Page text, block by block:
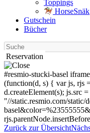
Toppings
HorseSnäk
Gutschein
Bücher
Suche
Reservation
#resmio-stucki-basel
(function(d, s) { var js, rjs
d.createElement(s); js.src =
"//static.resmio.com/static/
Zurück zur Übersicht